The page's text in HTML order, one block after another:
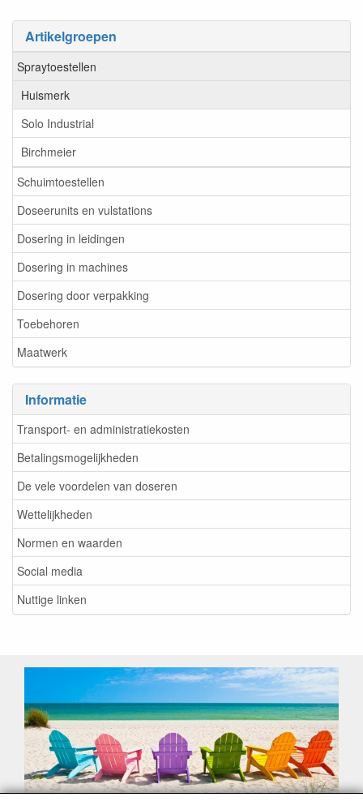
Artikelgroepen
Spraytoestellen
Huismerk
Solo Industrial
Birchmeier
Schuimtoestellen
Doseerunits en vulstations
Dosering in leidingen
Dosering in machines
Dosering door verpakking
Toebehoren
Maatwerk
Informatie
Transport- en administratiekosten
Betalingsmogelijkheden
De vele voordelen van doseren
Wettelijkheden
Normen en waarden
Social media
Nuttige linken